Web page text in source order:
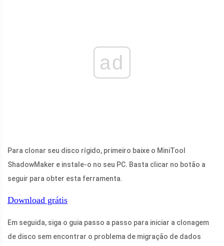
ad
Para clonar seu disco rígido, primeiro baixe o MiniTool
ShadowMaker e instale-o no seu PC. Basta clicar no botão a
seguir para obter esta ferramenta.
Download grátis
Em seguida, siga o guia passo a passo para iniciar a clonagem
de disco sem encontrar o problema de migração de dados